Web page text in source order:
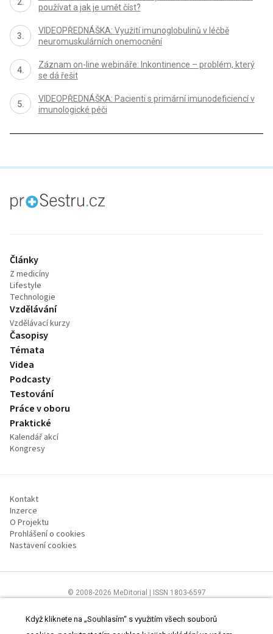
používat a jak je umět číst?
VIDEOPŘEDNÁŠKA: Využití imunoglobulinů v léčbě
neuromuskulárních onemocnění
Záznam on-line webináře: Inkontinence – problém, který
se dá řešit
VIDEOPŘEDNÁŠKA: Pacienti s primární imunodeficiencí v
imunologické péči
proLékaře.cz
Články
Z medicíny
Lifestyle
Technologie
Vzdělávání
Vzdělávací kurzy
Časopisy
Témata
Videa
Podcasty
Testování
Práce v oboru
Praktické
Kalendář akcí
Kongresy
Kontakt
Inzerce
O Projektu
Prohlášení o cookies
Nastavení cookies
© 2008-2026 MeDitorial | ISSN 1803-6597
pracovníkům.Čtěte prohlášeníaZásady zpracování osobních údajů
Když kliknete na „Souhlasím“ s využitím všech souborů